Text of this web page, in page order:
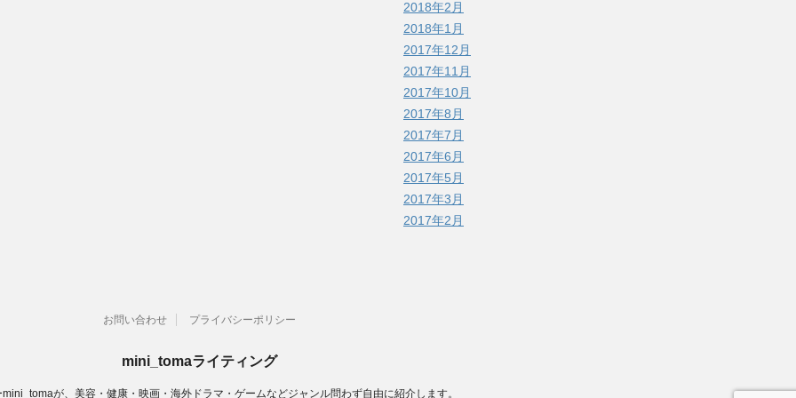
2018年2月
2018年1月
2017年12月
2017年11月
2017年10月
2017年8月
2017年7月
2017年6月
2017年5月
2017年3月
2017年2月
お問い合わせ プライバシーポリシー
mini_tomaライティング
が、美容・健康・映画・海外ドラマ・ゲームなどジャンル問わず自由に紹介します。